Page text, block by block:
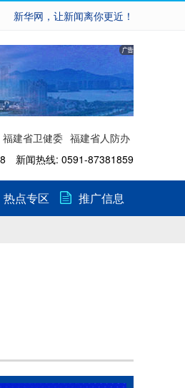
新华网，让新闻离你更近！
福建省卫健委 福建省人防办
新闻热线: 0591-87381859
热点专区
推广信息